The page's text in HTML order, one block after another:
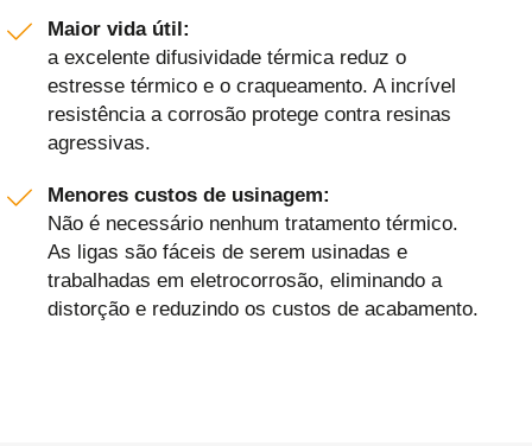
Maior vida útil:
a excelente difusividade térmica reduz o
estresse térmico e o craqueamento. A incrível
resistência a corrosão protege contra resinas
agressivas.
Menores custos de usinagem:
Não é necessário nenhum tratamento térmico.
As ligas são fáceis de serem usinadas e
trabalhadas em eletrocorrosão, eliminando a
distorção e reduzindo os custos de acabamento.